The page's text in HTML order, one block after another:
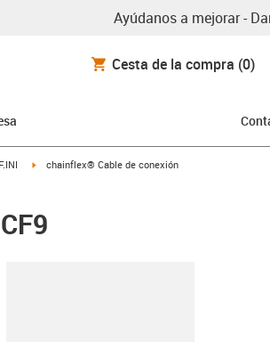
Ayúdanos a mejorar -
Cesta de la compra (0)
igus-icon-arrow-right
chainflex® Cable de conexión